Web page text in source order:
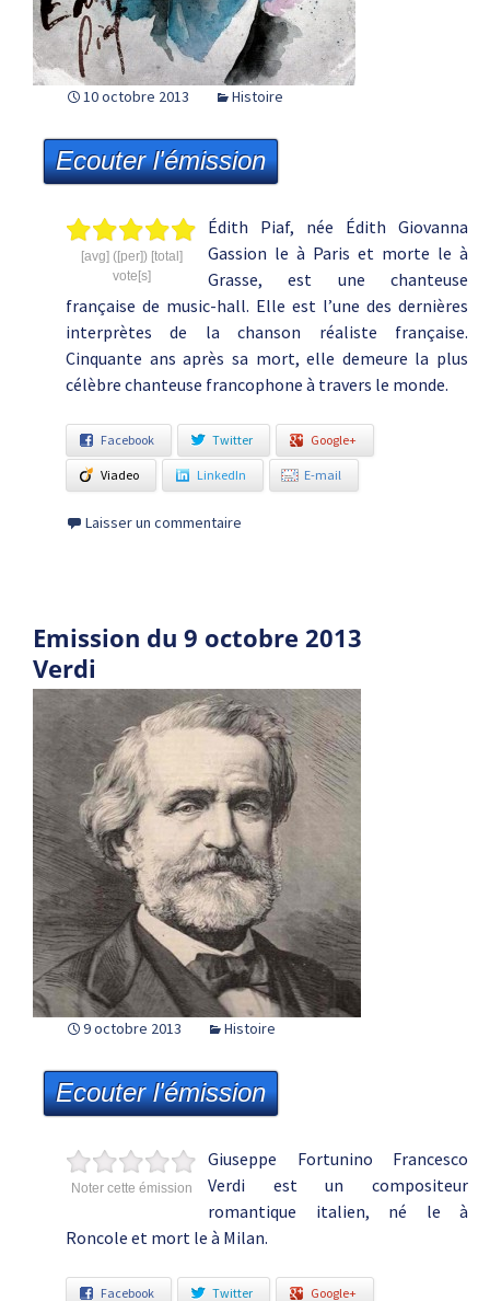
10 octobre 2013 Histoire
Ecouter l'émission
[avg] ([per]) [total]
vote[s]
Édith Piaf, née Édith Giovanna
Gassion le à Paris et morte le à
Grasse, est une chanteuse
française de music-hall. Elle est l’une des dernières
interprètes de la chanson réaliste française.
Cinquante ans après sa mort, elle demeure la plus
célèbre chanteuse francophone à travers le monde.
Facebook Twitter Google+
Viadeo LinkedIn E-mail
Laisser un commentaire
Emission du 9 octobre 2013
Verdi
9 octobre 2013 Histoire
Ecouter l'émission
Noter cette émission
Giuseppe Fortunino Francesco
Verdi est un compositeur
romantique italien, né le à
Roncole et mort le à Milan.
Facebook Twitter Google+